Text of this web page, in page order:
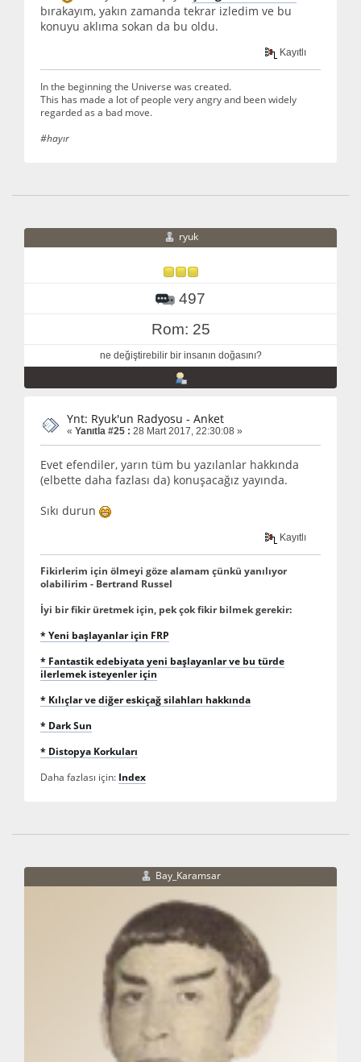
bırakayım, yakın zamanda tekrar izledim ve bu
konuyu aklıma sokan da bu oldu.
Kayıtlı
In the beginning the Universe was created.
This has made a lot of people very angry and been widely
regarded as a bad move.
#hayır
ryuk
497
Rom: 25
ne değiştirebilir bir insanın doğasını?
Ynt: Ryuk'un Radyosu - Anket
« Yanıtla #25 : 28 Mart 2017, 22:30:08 »
Evet efendiler, yarın tüm bu yazılanlar hakkında
(elbette daha fazlası da) konuşacağız yayında.
Sıkı durun
Kayıtlı
Fikirlerim için ölmeyi göze alamam çünkü yanılıyor
olabilirim - Bertrand Russel
İyi bir fikir üretmek için, pek çok fikir bilmek gerekir:
* Yeni başlayanlar için FRP
* Fantastik edebiyata yeni başlayanlar ve bu türde
ilerlemek isteyenler için
* Kılıçlar ve diğer eskiçağ silahları hakkında
* Dark Sun
* Distopya Korkuları
Daha fazlası için: Index
Bay_Karamsar